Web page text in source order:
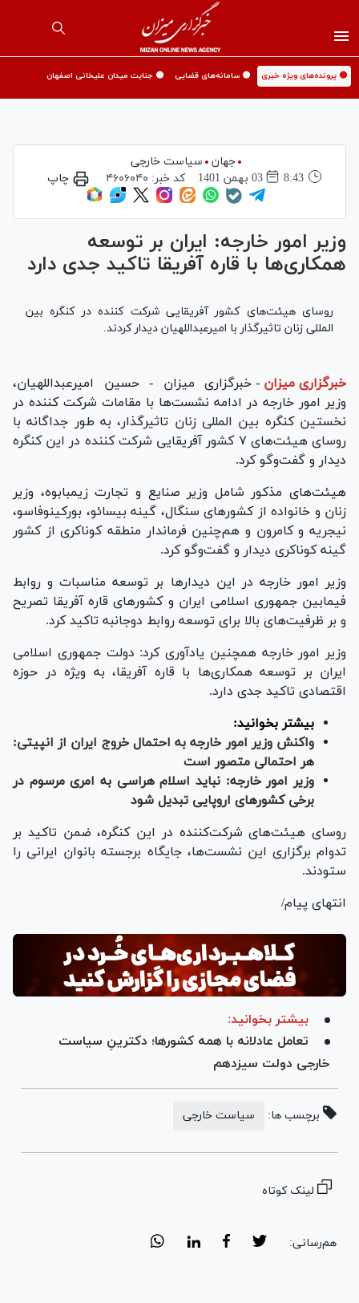
🟡 پرونده‌های ویژه خبری 🟡 سامانه‌های قضایی 🟡 جنایت میدان علیخانی اصفهان
جهان
سیاست خارجی
8:43
03 بهمن 1401 کد خبر: ۴۶۰۶۰۴۰ چاپ
وزیر امور خارجه: ایران بر توسعه
همکاری‌ها با قاره آفریقا تاکید جدی دارد
روسای هیئت‌های کشور آفریقایی شرکت کننده در کنگره بین
المللی زنان تاثیرگذار با امیرعبداللهیان دیدار کردند.
خبرگزاری میزان - خبرگزاری میزان - حسین امیرعبداللهیان،
وزیر امور خارجه در ادامه نشست‌ها با مقامات شرکت کننده در
نخستین کنگره بین المللی زنان تاثیرگذار، به طور جداگانه با
روسای هیئت‌های ٧ کشور آفریقایی شرکت کننده در این کنگره
دیدار و گفت‌وگو کرد.
هیئت‌های مذکور شامل وزیر صنایع و تجارت زیمبابوه، وزیر
زنان و خانواده از کشورهای سنگال، گینه بیسائو، بورکینوفاسو،
نیجریه و کامرون و هم‌چنین فرماندار منطقه کوناکری از کشور
گینه کوناکری دیدار و گفت‌وگو کرد.
وزیر امور خارجه در این دیدارها بر توسعه مناسبات و روابط
فیمابین جمهوری اسلامی ایران و کشورهای قاره آفریقا تصریح
و بر ظرفیت‌های بالا برای توسعه روابط دوجانبه تاکید کرد.
وزیر امور خارجه همچنین یادآوری کرد: دولت جمهوری اسلامی
ایران بر توسعه همکاری‌ها با قاره آفریقا، به ویژه در حوزه
اقتصادی تاکید جدی دارد.
بیشتر بخوانید:
واکنش وزیر امور خارجه به احتمال خروج ایران از ان‎پی‎تی:
هر احتمالی متصور است
وزیر امور خارجه: نباید ‎اسلام هراسی به امری مرسوم در
برخی کشورهای اروپایی تبدیل شود
روسای هیئت‌های شرکت‌کننده در این کنگره، ضمن تاکید بر
تدوام برگزاری این نشست‌ها، جایگاه برجسته بانوان ایرانی را
ستودند.
انتهای پیام/
بیشتر بخوانید:
تعامل عادلانه با همه کشورها؛ دکترینِ سیاست
خارجی دولت سیزدهم
برچسب ها: سیاست خارجی
لینک کوتاه
هم‌رسانی: